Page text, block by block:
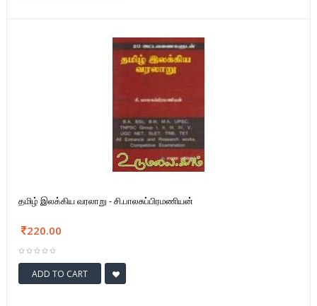
தமிழ் இலக்கிய வரலாறு - சி.பாலசுப்பிரமணியன்
220.00
ADD TO CART